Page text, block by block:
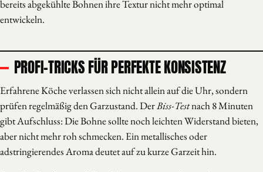
bereits abgekühlte Bohnen ihre Textur nicht mehr optimal
entwickeln.
PROFI-TRICKS FÜR PERFEKTE KONSISTENZ
Erfahrene Köche verlassen sich nicht allein auf die Uhr, sondern
prüfen regelmäßig den Garzustand. DerBiss-Testnach 8 Minuten
gibt Aufschluss: Die Bohne sollte noch leichten Widerstand bieten,
aber nicht mehr roh schmecken. Ein metallisches oder
adstringierendes Aroma deutet auf zu kurze Garzeit hin.